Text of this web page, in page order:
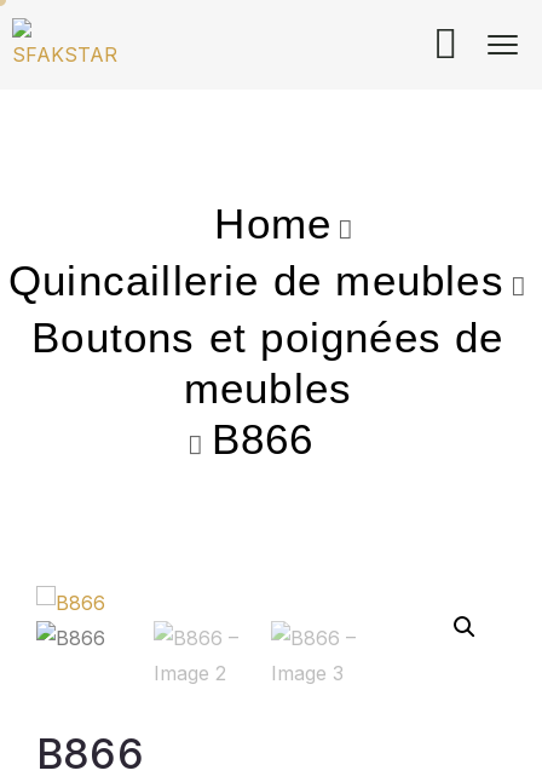
Home
Quincaillerie de meubles
Boutons et poignées de
meubles
B866
B866